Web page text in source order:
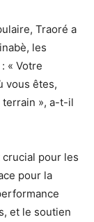
Traoré a
les
« Votre
vous êtes,
terrain », a-t-il
pour les
pour la
et le soutien